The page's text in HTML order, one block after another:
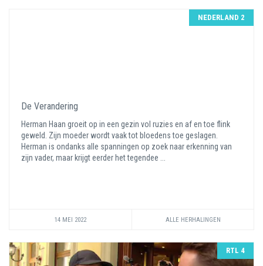
NEDERLAND 2
De Verandering
Herman Haan groeit op in een gezin vol ruzies en af en toe flink
geweld. Zijn moeder wordt vaak tot bloedens toe geslagen.
Herman is ondanks alle spanningen op zoek naar erkenning van
zijn vader, maar krijgt eerder het tegendee ...
14 MEI 2022 ALLE HERHALINGEN
RTL 4